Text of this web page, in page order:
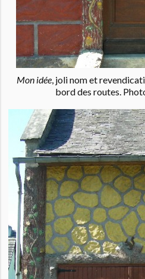
Mon idée, joli nom et
bord des routes.